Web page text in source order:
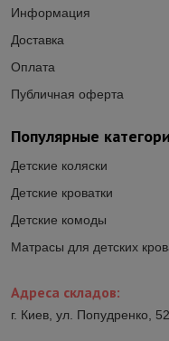
Популярные
Детские коляски
Детские кроватки
Детские комоды
Матрасы для детских
Информация
Доставка
Оплата
Публичная оферта
Адреса складов:
г. Киев, ул. Попудренко,